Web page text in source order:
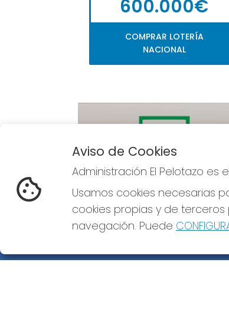
600.000€
COMPRAR LOTERÍA
NACIONAL
Imagen anterior
Aviso de Cookies
Administración El Pelotazo
Usamos cookies necesarias
cookies propias y de
navegación. Puede